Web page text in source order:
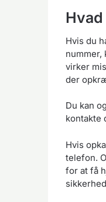
Hvis du
virker
der
Du kan
kontakte
Hvis
telefon.
for at få